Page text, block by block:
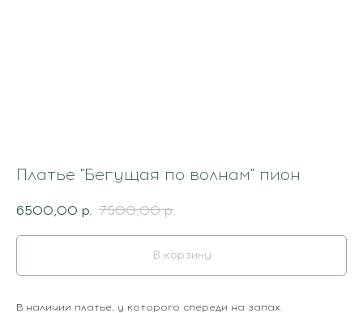
Платье "Бегущая по волнам" пион
6500,00 р. 7500,00 р.
В корзину
В наличии платье, у которого спереди на запах.